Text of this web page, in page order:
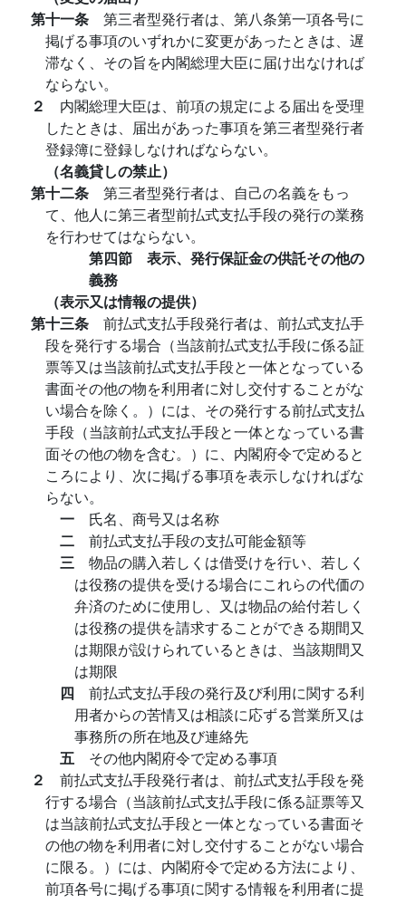
第十一条 第三者型発行者は、第八条第一項各号に
掲げる事項のいずれかに変更があったときは、遅
滞なく、その旨を内閣総理大臣に届け出なければ
ならない。
２ 内閣総理大臣は、前項の規定による届出を受理
したときは、届出があった事項を第三者型発行者
登録簿に登録しなければならない。
（名義貸しの禁止）
第十二条 第三者型発行者は、自己の名義をもっ
て、他人に第三者型前払式支払手段の発行の業務
を行わせてはならない。
第四節 表示、発行保証金の供託その他の
義務
（表示又は情報の提供）
第十三条 前払式支払手段発行者は、前払式支払手
段を発行する場合（当該前払式支払手段に係る証
票等又は当該前払式支払手段と一体となっている
書面その他の物を利用者に対し交付することがな
い場合を除く。）には、その発行する前払式支払
手段（当該前払式支払手段と一体となっている書
面その他の物を含む。）に、内閣府令で定めると
ころにより、次に掲げる事項を表示しなければな
らない。
一 氏名、商号又は名称
二 前払式支払手段の支払可能金額等
三 物品の購入若しくは借受けを行い、若しく
は役務の提供を受ける場合にこれらの代価の
弁済のために使用し、又は物品の給付若しく
は役務の提供を請求することができる期間又
は期限が設けられているときは、当該期間又
は期限
四 前払式支払手段の発行及び利用に関する利
用者からの苦情又は相談に応ずる営業所又は
事務所の所在地及び連絡先
五 その他内閣府令で定める事項
２ 前払式支払手段発行者は、前払式支払手段を発
行する場合（当該前払式支払手段に係る証票等又
は当該前払式支払手段と一体となっている書面そ
の他の物を利用者に対し交付することがない場合
に限る。）には、内閣府令で定める方法により、
前項各号に掲げる事項に関する情報を利用者に提